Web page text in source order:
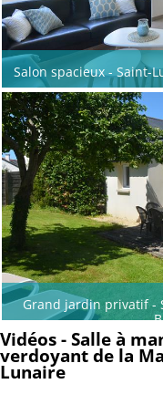
Salon spacieux - Saint-
Grand jardin privatif -
Vidéos - Salle à
verdoyant de la
Lunaire